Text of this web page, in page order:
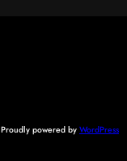
Proudly powered by WordPress